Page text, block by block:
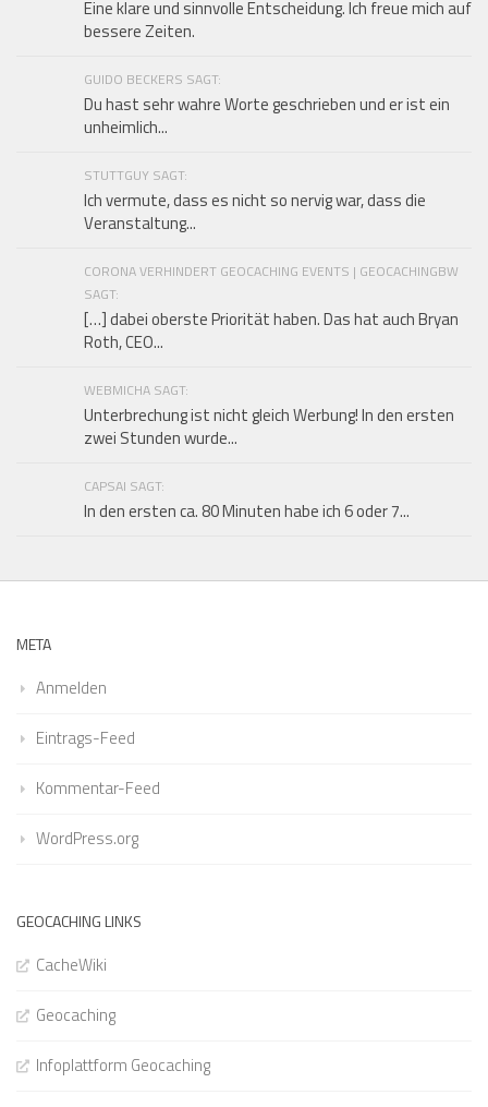
Eine klare und sinnvolle Entscheidung. Ich freue mich auf
bessere Zeiten.
GUIDO BECKERS SAGT:
Du hast sehr wahre Worte geschrieben und er ist ein
unheimlich...
STUTTGUY SAGT:
Ich vermute, dass es nicht so nervig war, dass die
Veranstaltung...
CORONA VERHINDERT GEOCACHING EVENTS | GEOCACHINGBW
SAGT:
[…] dabei oberste Priorität haben. Das hat auch Bryan
Roth, CEO...
WEBMICHA SAGT:
Unterbrechung ist nicht gleich Werbung! In den ersten
zwei Stunden wurde...
CAPSAI SAGT:
In den ersten ca. 80 Minuten habe ich 6 oder 7...
META
Anmelden
Eintrags-Feed
Kommentar-Feed
WordPress.org
GEOCACHING LINKS
CacheWiki
Geocaching
Infoplattform Geocaching